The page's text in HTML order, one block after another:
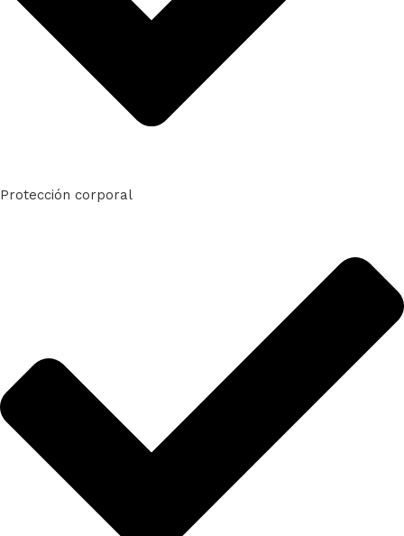
Protección corporal